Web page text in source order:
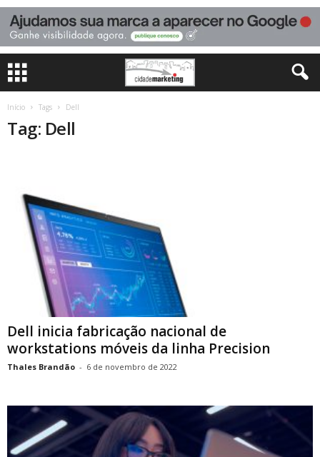
Início Tags Dell
Tag: Dell
Dell inicia fabricação nacional de
workstations móveis da linha Precision
Thales Brandão - 6 de novembro de 2022